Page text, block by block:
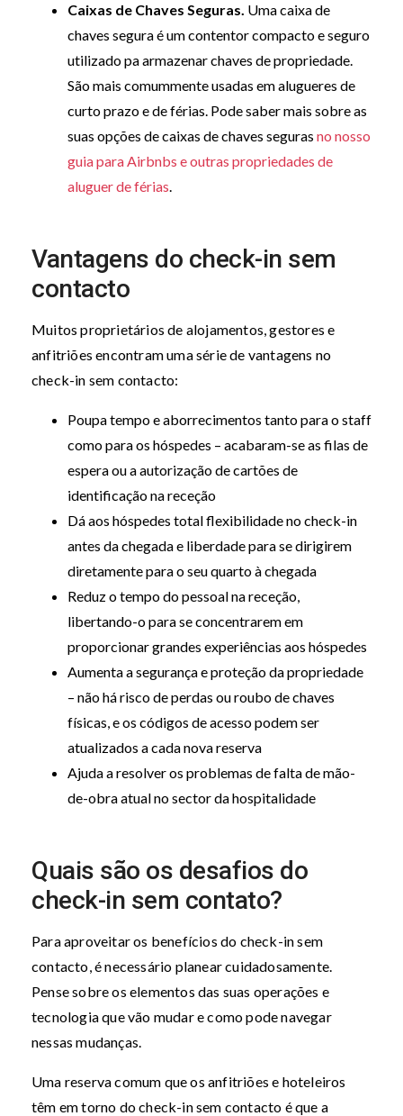
Caixas de Chaves Seguras. Uma caixa de
chaves segura é um contentor compacto e seguro
utilizado pa armazenar chaves de propriedade.
São mais comummente usadas em alugueres de
curto prazo e de férias. Pode saber mais sobre as
suas opções de caixas de chaves seguras no nosso
guia para Airbnbs e outras propriedades de
aluguer de férias.
Vantagens do check-in sem
contacto
Muitos proprietários de alojamentos, gestores e
anfitriões encontram uma série de vantagens no
check-in sem contacto:
Poupa tempo e aborrecimentos tanto para o staff
como para os hóspedes – acabaram-se as filas de
espera ou a autorização de cartões de
identificação na receção
Dá aos hóspedes total flexibilidade no check-in
antes da chegada e liberdade para se dirigirem
diretamente para o seu quarto à chegada
Reduz o tempo do pessoal na receção,
libertando-o para se concentrarem em
proporcionar grandes experiências aos hóspedes
Aumenta a segurança e proteção da propriedade
– não há risco de perdas ou roubo de chaves
físicas, e os códigos de acesso podem ser
atualizados a cada nova reserva
Ajuda a resolver os problemas de falta de mão-
de-obra atual no sector da hospitalidade
Quais são os desafios do
check-in sem contato?
Para aproveitar os benefícios do check-in sem
contacto, é necessário planear cuidadosamente.
Pense sobre os elementos das suas operações e
tecnologia que vão mudar e como pode navegar
nessas mudanças.
Uma reserva comum que os anfitriões e hoteleiros
têm em torno do check-in sem contacto é que a